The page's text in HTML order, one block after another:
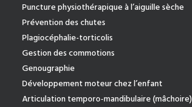
Puncture physiothérapique à l’aiguille sèche
Prévention des chutes
Plagiocéphalie-torticolis
Gestion des commotions
Genougraphie
Développement moteur chez l’enfant
Articulation temporo-mandibulaire (mâchoire)